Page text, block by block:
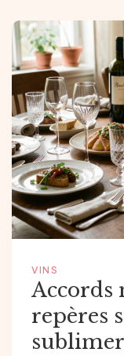
VINS
Accords
repères